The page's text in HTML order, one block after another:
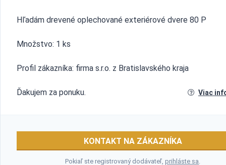
Hľadám drevené oplechované exteriérové dvere 80 P
Množstvo: 1 ks
Profil zákazníka: firma s.r.o. z Bratislavského kraja
Ďakujem za ponuku. Viac
KONTAKT NA ZÁKAZNÍKA
Pokiaľ ste registrovaný dodávateľ,prihláste sa.